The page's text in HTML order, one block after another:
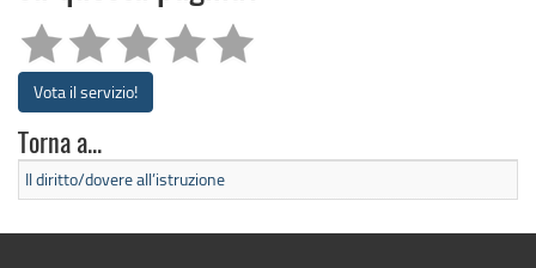
Vota il servizio!
Torna a...
Il diritto/dovere all’istruzione